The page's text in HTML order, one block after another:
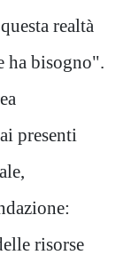
realtà
ha bisogno".
presenti
risorse